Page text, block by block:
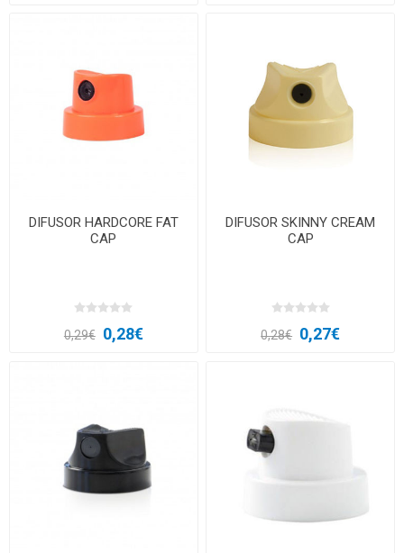
DIFUSOR HARDCORE FAT
CAP
0,29€ 0,28€
DIFUSOR SKINNY CREAM
CAP
0,28€ 0,27€